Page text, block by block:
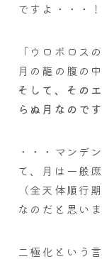
ですよ・・・！
「ウロボロス
月の龍の腹の
そして、その
らぬ月なのです
・・・マンデ
て、月は一般
（全天体順行
なのだと思いま
二極化という